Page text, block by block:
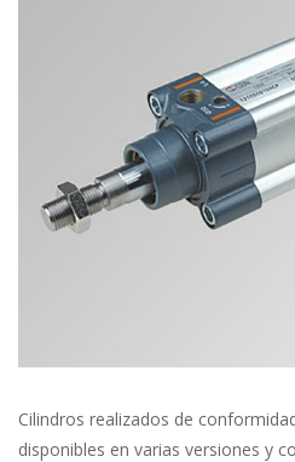
Cilindros realizados de
disponibles en varias versiones y